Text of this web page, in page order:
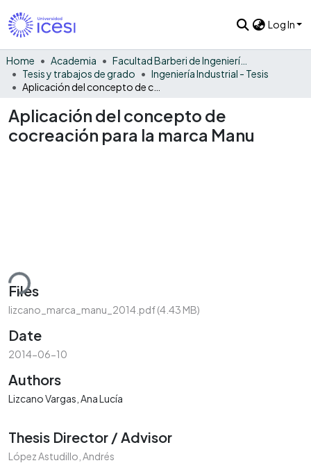
Log In
Home Academia
Facultad Barberi de Ingeniería, Diseño y Ciencias Aplicadas
Tesis y trabajos de grado
Ingeniería Industrial - Tesis
Aplicación del concepto de
cocreación para la marca Manu
Files
lizcano_marca_manu_2014.pdf(4.43 MB)
Date
2014-06-10
Authors
Lizcano Vargas, Ana Lucía
Thesis Director / Advisor
López Astudillo, Andrés